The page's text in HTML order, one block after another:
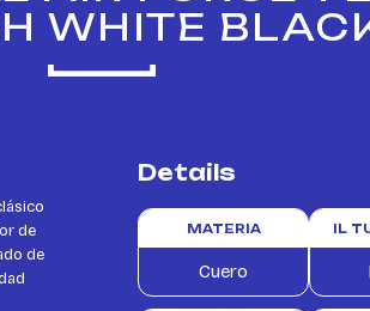
WHITE
de
de
Details
MATERIA
Cuero
IL